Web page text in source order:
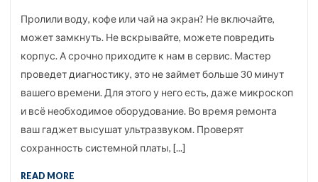
Пролили воду, кофе или чай на экран? Не включайте,
может замкнуть. Не вскрывайте, можете повредить
корпус. А срочно приходите к нам в сервис. Мастер
проведет диагностику, это не займет больше 30 минут
вашего времени. Для этого у него есть, даже микроскоп
и всё необходимое оборудование. Во время ремонта
ваш гаджет высушат ультразвуком. Проверят
сохранность системной платы, [...]
READ MORE